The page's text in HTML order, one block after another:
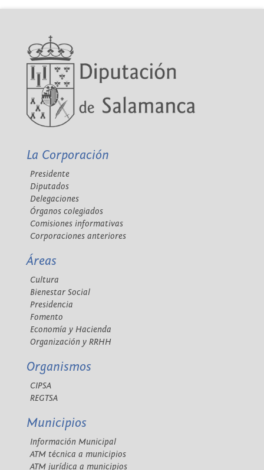
La Corporación
Presidente
Diputados
Delegaciones
Órganos colegiados
Comisiones informativas
Corporaciones anteriores
Áreas
Cultura
Bienestar Social
Presidencia
Fomento
Economía y Hacienda
Organización y RRHH
Organismos
CIPSA
REGTSA
Municipios
Información Municipal
ATM técnica a municipios
ATM jurídica a municipios